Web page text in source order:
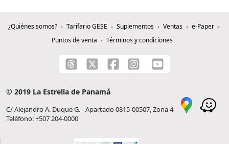
¿Quiénes somos? Tarifario GESE Suplementos Ventas
e-Paper
Puntos de venta
Términos y condiciones
© 2019 La Estrella de Panamá
C/ Alejandro A. Duque G. - Apartado 0815-00507, Zona 4
Teléfono: +507 204-0000